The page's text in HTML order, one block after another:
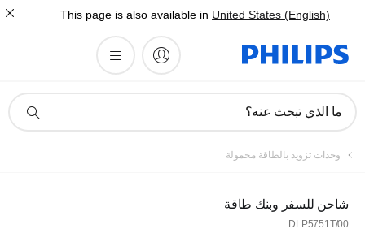
This page is also available in United States (English)
دعم
ما الذي تبحث عنه؟
وحدات تزويد بالطاقة محمولة
شاحن للسفر وبنك طاقة
DLP5751T/00